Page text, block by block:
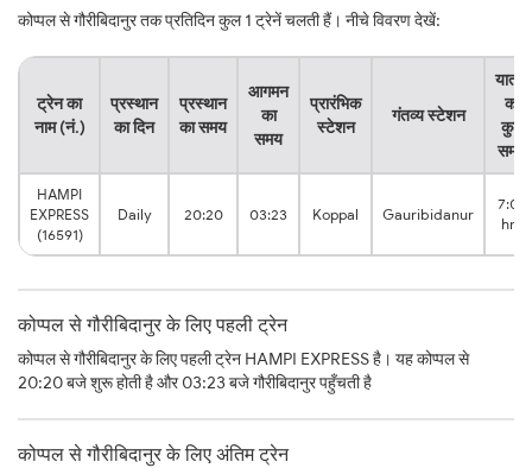
कोप्पल से गौरीबिदानुर तक प्रतिदिन कुल 1 ट्रेनें चलती हैं। नीचे विवरण देखें:
ट्रेन का
नाम (नं.)
प्रस्थान
का दिन
प्रस्थान
का समय
आगमन
का
समय
प्रारंभिक
स्टेशन
गंतव्य स्टेशन
यात्रा
का
कुल
समय
HAMPI
EXPRESS
(16591)
Daily 20:20 03:23 Koppal Gauribidanur
7:03
hrs
कोप्पल से गौरीबिदानुर के लिए पहली ट्रेन
कोप्पल से गौरीबिदानुर के लिए पहली ट्रेन HAMPI EXPRESS है। यह कोप्पल से
20:20 बजे शुरू होती है और 03:23 बजे गौरीबिदानुर पहुँचती है
कोप्पल से गौरीबिदानुर के लिए अंतिम ट्रेन